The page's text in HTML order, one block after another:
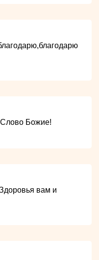
Слово Божие!
вам и